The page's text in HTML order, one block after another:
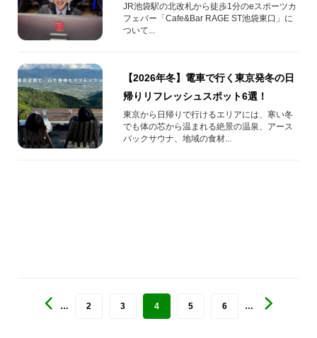
JR池袋駅の北改札から徒歩1分のeスポーツカ
フェバー「Cafe&Bar RAGE ST池袋東口」に
ついて...
【2026年冬】電車で行く東京発冬の日
帰りリフレッシュスポット6選！
東京から日帰りで行けるエリアには、寒い冬
でも体の芯から温まれる絶景の温泉、アース
バックサウナ、地域の食材...
… 2 3 4 5 6 …